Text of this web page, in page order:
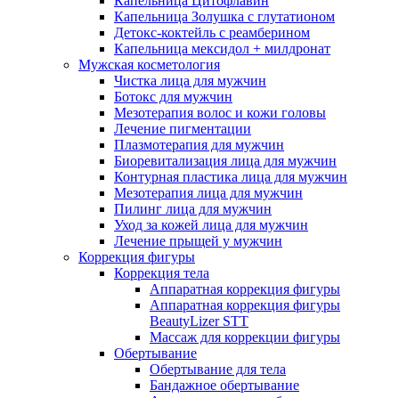
Капельница Золушка с глутатионом
Детокс-коктейль с реамберином
Капельница мексидол + милдронат
Мужская косметология
Чистка лица для мужчин
Ботокс для мужчин
Мезотерапия волос и кожи головы
Лечение пигментации
Плазмотерапия для мужчин
Биоревитализация лица для мужчин
Контурная пластика лица для мужчин
Мезотерапия лица для мужчин
Пилинг лица для мужчин
Уход за кожей лица для мужчин
Лечение прыщей у мужчин
Коррекция фигуры
Коррекция тела
Аппаратная коррекция фигуры
Аппаратная коррекция фигуры
BeautyLizer STT
Массаж для коррекции фигуры
Обертывание
Обертывание для тела
Бандажное обертывание